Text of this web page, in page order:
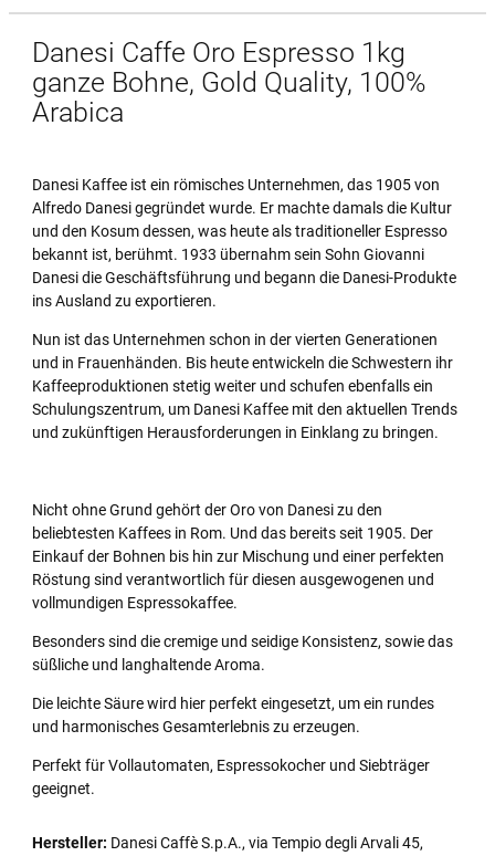
Danesi Caffe Oro Espresso 1kg
ganze Bohne, Gold Quality, 100%
Arabica
Danesi Kaffee ist ein römisches Unternehmen, das 1905 von
Alfredo Danesi gegründet wurde. Er machte damals die Kultur
und den Kosum dessen, was heute als traditioneller Espresso
bekannt ist, berühmt. 1933 übernahm sein Sohn Giovanni
Danesi die Geschäftsführung und begann die Danesi-Produkte
ins Ausland zu exportieren.
Nun ist das Unternehmen schon in der vierten Generationen
und in Frauenhänden. Bis heute entwickeln die Schwestern ihr
Kaffeeproduktionen stetig weiter und schufen ebenfalls ein
Schulungszentrum, um Danesi Kaffee mit den aktuellen Trends
und zukünftigen Herausforderungen in Einklang zu bringen.
Nicht ohne Grund gehört der Oro von Danesi zu den
beliebtesten Kaffees in Rom. Und das bereits seit 1905. Der
Einkauf der Bohnen bis hin zur Mischung und einer perfekten
Röstung sind verantwortlich für diesen ausgewogenen und
vollmundigen Espressokaffee.
Besonders sind die cremige und seidige Konsistenz, sowie das
süßliche und langhaltende Aroma.
Die leichte Säure wird hier perfekt eingesetzt, um ein rundes
und harmonisches Gesamterlebnis zu erzeugen.
Perfekt für Vollautomaten, Espressokocher und Siebträger
geeignet.
Hersteller: Danesi Caffè S.p.A., via Tempio degli Arvali 45,